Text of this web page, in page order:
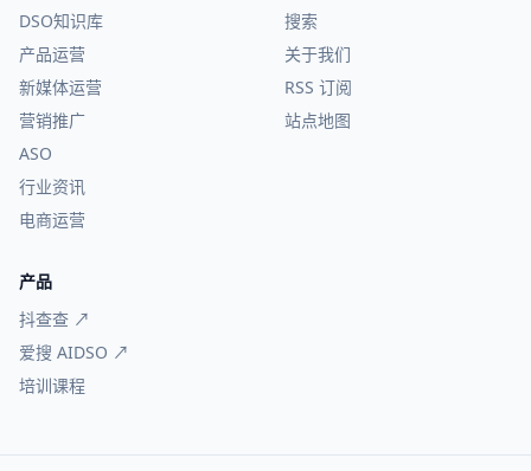
DSO知识库
产品运营
新媒体运营
营销推广
ASO
行业资讯
电商运营
搜索
关于我们
RSS 订阅
站点地图
产品
抖查查 ↗
爱搜 AIDSO ↗
培训课程